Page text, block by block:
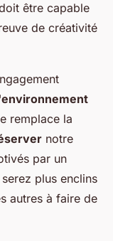
être capable
de créativité
remplace la
notre
par un
plus enclins
autres à faire de